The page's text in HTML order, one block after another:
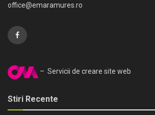
office@emaramures.ro
– Servicii de creare site web
Stiri Recente